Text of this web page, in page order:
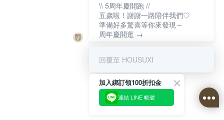
\\ 5周年慶開跑 //
五歲啦！謝謝一路陪伴我們♡
準備好多驚喜等你來發現～
周年慶開逛 →
回覆至 HOUSUXI
加入綁訂領100折扣金
連結 LINE 帳號